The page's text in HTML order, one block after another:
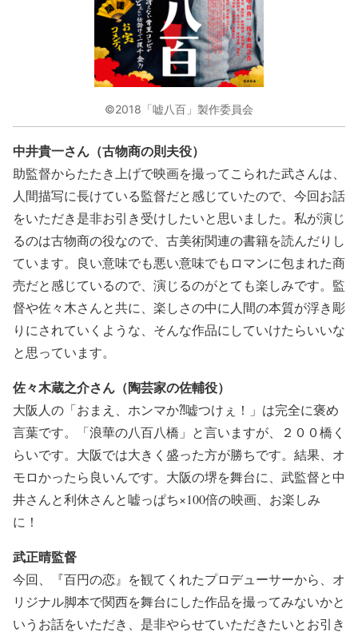
©2018「嘘八百」製作委員会
中井貴一さん（古物商の則夫役）
助監督からたたき上げで映画を撮ってこられた武さんは、
人間描写に長けている監督だと感じていたので、今回お話
をいただき是非お引き受けしたいと思いました。私が演じ
るのは古物商の役なので、古美術関連の書籍を読んだりし
ています。良い意味でも悪い意味でもロマンに包まれた商
売だと感じているので、演じるのがとても楽しみです。監
督や佐々木さんと共に、楽しさの中に人間の本質が浮き彫
りにされていくような、そんな作品にしていけたらいいな
と思っています。
佐々木蔵之介さん（陶芸家の佐輔役）
大阪人の「おまえ、ホンマか⁈嘘つけぇ！」は完全に褒め
言葉です。「浪華の八百八橋」と言いますが、２００橋く
らいです。大阪では大きく盛った方が勝ちです。結果、オ
モロかったら良いんです。大阪の堺を舞台に、武監督と中
井さんと利休さんと嘘っぱち×100倍の映画、お楽しみ
に！
武正晴監督
今回、『百円の恋』を観てくれたプロデューサーから、オ
リジナル脚本で関西を舞台にした作品を撮ってみないかと
いうお話をいただき、是非やらせていただきたいとお引き